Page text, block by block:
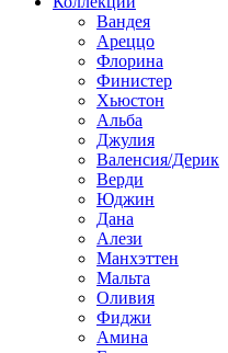
Вандея
Ареццо
Флорина
Финистер
Хьюстон
Альба
Джулия
Валенсия/Дерик
Верди
Юджин
Дана
Алези
Манхэттен
Мальта
Оливия
Фиджи
Амина